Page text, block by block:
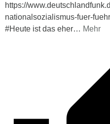
https://
nationalsozialismus-fuer-
#Heute ist das eher… Mehr